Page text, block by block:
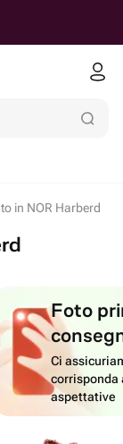
in NOR Harberd
Foto
Ci
corrisponda
aspettative